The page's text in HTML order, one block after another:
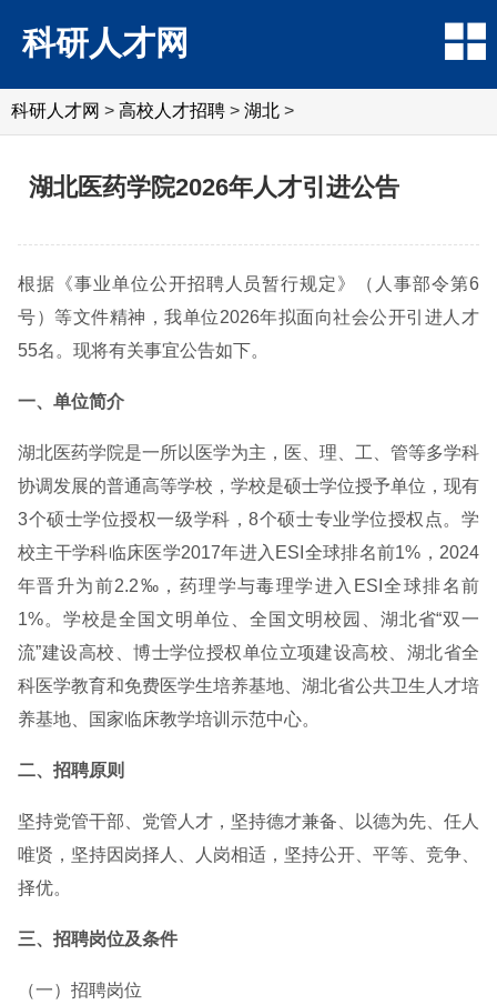
科研人才网
科研人才网 > 高校人才招聘 > 湖北 >
湖北医药学院2026年人才引进公告
根据《事业单位公开招聘人员暂行规定》（人事部令第6
号）等文件精神，我单位2026年拟面向社会公开引进人才
55名。现将有关事宜公告如下。
一、单位简介
湖北医药学院是一所以医学为主，医、理、工、管等多学科
协调发展的普通高等学校，学校是硕士学位授予单位，现有
3个硕士学位授权一级学科，8个硕士专业学位授权点。学
校主干学科临床医学2017年进入ESI全球排名前1%，2024
年晋升为前2.2‰，药理学与毒理学进入ESI全球排名前
1%。学校是全国文明单位、全国文明校园、湖北省“双一
流”建设高校、博士学位授权单位立项建设高校、湖北省全
科医学教育和免费医学生培养基地、湖北省公共卫生人才培
养基地、国家临床教学培训示范中心。
二、招聘原则
坚持党管干部、党管人才，坚持德才兼备、以德为先、任人
唯贤，坚持因岗择人、人岗相适，坚持公开、平等、竞争、
择优。
三、招聘岗位及条件
（一）招聘岗位